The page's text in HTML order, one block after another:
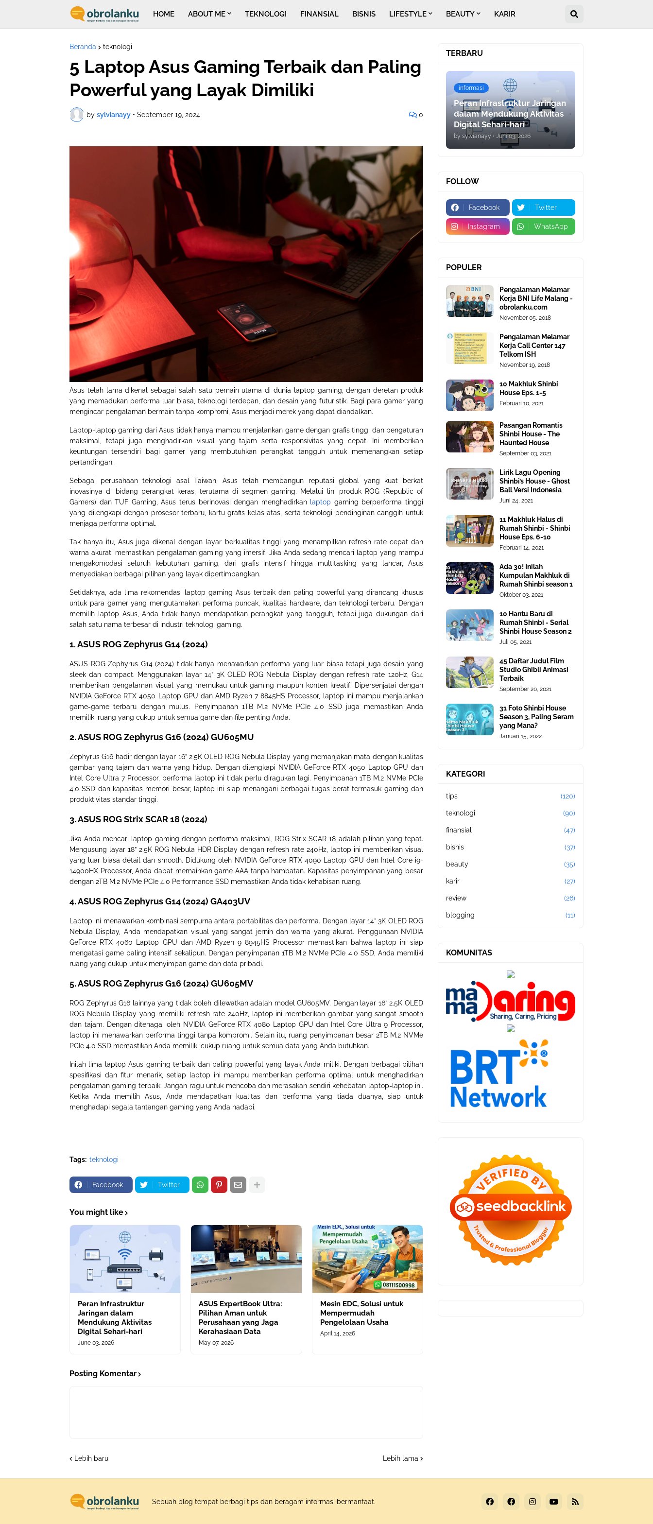
HOME ABOUT ME TEKNOLOGI FINANSIAL BISNIS LIFESTYLE BEAUTY KARIR
Beranda teknologi
5 Laptop Asus Gaming Terbaik dan Paling
Powerful yang Layak Dimiliki
by sylvianayy • September 19, 2024 0
Asus telah lama dikenal sebagai salah satu pemain utama di dunia laptop gaming, dengan deretan produk
yang memadukan performa luar biasa, teknologi terdepan, dan desain yang futuristik. Bagi para gamer yang
mengincar pengalaman bermain tanpa kompromi, Asus menjadi merek yang dapat diandalkan.
Laptop-laptop gaming dari Asus tidak hanya mampu menjalankan game dengan grafis tinggi dan pengaturan
maksimal, tetapi juga menghadirkan visual yang tajam serta responsivitas yang cepat. Ini memberikan
keuntungan tersendiri bagi gamer yang membutuhkan perangkat tangguh untuk memenangkan setiap
pertandingan.
Sebagai perusahaan teknologi asal Taiwan, Asus telah membangun reputasi global yang kuat berkat
inovasinya di bidang perangkat keras, terutama di segmen gaming. Melalui lini produk ROG (Republic of
Gamers) dan TUF Gaming, Asus terus berinovasi dengan menghadirkan laptop gaming berperforma tinggi
yang dilengkapi dengan prosesor terbaru, kartu grafis kelas atas, serta teknologi pendinginan canggih untuk
menjaga performa optimal.
Tak hanya itu, Asus juga dikenal dengan layar berkualitas tinggi yang menampilkan refresh rate cepat dan
warna akurat, memastikan pengalaman gaming yang imersif. Jika Anda sedang mencari laptop yang mampu
mengakomodasi seluruh kebutuhan gaming, dari grafis intensif hingga multitasking yang lancar, Asus
menyediakan berbagai pilihan yang layak dipertimbangkan.
Setidaknya, ada lima rekomendasi laptop gaming Asus terbaik dan paling powerful yang dirancang khusus
untuk para gamer yang mengutamakan performa puncak, kualitas hardware, dan teknologi terbaru. Dengan
memilih laptop Asus, Anda tidak hanya mendapatkan perangkat yang tangguh, tetapi juga dukungan dari
salah satu nama terbesar di industri teknologi gaming.
1. ASUS ROG Zephyrus G14 (2024)
ASUS ROG Zephyrus G14 (2024) tidak hanya menawarkan performa yang luar biasa tetapi juga desain yang
sleek dan compact. Menggunakan layar 14” 3K OLED ROG Nebula Display dengan refresh rate 120Hz, G14
memberikan pengalaman visual yang memukau untuk gaming maupun konten kreatif. Dipersenjatai dengan
NVIDIA GeForce RTX 4050 Laptop GPU dan AMD Ryzen 7 8845HS Processor, laptop ini mampu menjalankan
game-game terbaru dengan mulus. Penyimpanan 1TB M.2 NVMe PCIe 4.0 SSD juga memastikan Anda
memiliki ruang yang cukup untuk semua game dan file penting Anda.
2. ASUS ROG Zephyrus G16 (2024) GU605MU
Zephyrus G16 hadir dengan layar 16” 2.5K OLED ROG Nebula Display yang memanjakan mata dengan kualitas
gambar yang tajam dan warna yang hidup. Dengan dilengkapi NVIDIA GeForce RTX 4050 Laptop GPU dan
Intel Core Ultra 7 Processor, performa laptop ini tidak perlu diragukan lagi. Penyimpanan 1TB M.2 NVMe PCIe
4.0 SSD dan kapasitas memori besar, laptop ini siap menangani berbagai tugas berat termasuk gaming dan
produktivitas standar tinggi.
3. ASUS ROG Strix SCAR 18 (2024)
Jika Anda mencari laptop gaming dengan performa maksimal, ROG Strix SCAR 18 adalah pilihan yang tepat.
Mengusung layar 18” 2.5K ROG Nebula HDR Display dengan refresh rate 240Hz, laptop ini memberikan visual
yang luar biasa detail dan smooth. Didukung oleh NVIDIA GeForce RTX 4090 Laptop GPU dan Intel Core i9-
14900HX Processor, Anda dapat memainkan game AAA tanpa hambatan. Kapasitas penyimpanan yang besar
dengan 2TB M.2 NVMe PCIe 4.0 Performance SSD memastikan Anda tidak kehabisan ruang.
4. ASUS ROG Zephyrus G14 (2024) GA403UV
Laptop ini menawarkan kombinasi sempurna antara portabilitas dan performa. Dengan layar 14” 3K OLED ROG
Nebula Display, Anda mendapatkan visual yang sangat jernih dan warna yang akurat. Penggunaan NVIDIA
GeForce RTX 4060 Laptop GPU dan AMD Ryzen 9 8945HS Processor memastikan bahwa laptop ini siap
mengatasi game paling intensif sekalipun. Dengan penyimpanan 1TB M.2 NVMe PCIe 4.0 SSD, Anda memiliki
ruang yang cukup untuk menyimpan game dan data pribadi.
5. ASUS ROG Zephyrus G16 (2024) GU605MV
ROG Zephyrus G16 lainnya yang tidak boleh dilewatkan adalah model GU605MV. Dengan layar 16” 2.5K OLED
ROG Nebula Display yang memiliki refresh rate 240Hz, laptop ini memberikan gambar yang sangat smooth
dan tajam. Dengan ditenagai oleh NVIDIA GeForce RTX 4080 Laptop GPU dan Intel Core Ultra 9 Processor,
laptop ini menawarkan performa tinggi tanpa kompromi. Selain itu, ruang penyimpanan besar 2TB M.2 NVMe
PCIe 4.0 SSD memastikan Anda memiliki cukup ruang untuk semua data yang Anda butuhkan.
Inilah lima laptop Asus gaming terbaik dan paling powerful yang layak Anda miliki. Dengan berbagai pilihan
spesifikasi dan fitur menarik, setiap laptop ini mampu memberikan performa optimal untuk menghadirkan
pengalaman gaming terbaik. Jangan ragu untuk mencoba dan merasakan sendiri kehebatan laptop-laptop ini.
Ketika Anda memilih Asus, Anda mendapatkan kualitas dan performa yang tiada duanya, siap untuk
menghadapi segala tantangan gaming yang Anda hadapi.
Tags: teknologi
Facebook Twitter
You might like
Peran Infrastruktur
Jaringan dalam
Mendukung Aktivitas
Digital Sehari-hari
June 03, 2026
ASUS ExpertBook Ultra:
Pilihan Aman untuk
Perusahaan yang Jaga
Kerahasiaan Data
May 07, 2026
Mesin EDC, Solusi untuk
Mempermudah
Pengelolaan Usaha
April 14, 2026
Posting Komentar
Lebih baru Lebih lama
TERBARU
informasi
Peran Infrastruktur Jaringan
dalam Mendukung Aktivitas
Digital Sehari-hari
by sylvianayy • Juni 03, 2026
FOLLOW
Facebook Twitter
Instagram WhatsApp
POPULER
Pengalaman Melamar
Kerja BNI Life Malang -
obrolanku.com
November 05, 2018
Pengalaman Melamar
Kerja Call Center 147
Telkom ISH
November 19, 2018
10 Makhluk Shinbi
House Eps. 1-5
Februari 10, 2021
Pasangan Romantis
Shinbi House - The
Haunted House
September 03, 2021
Lirik Lagu Opening
Shinbi’s House - Ghost
Ball Versi Indonesia
Juni 24, 2021
11 Makhluk Halus di
Rumah Shinbi - Shinbi
House Eps. 6-10
Februari 14, 2021
Ada 30! Inilah
Kumpulan Makhluk di
Rumah Shinbi season 1
Oktober 03, 2021
10 Hantu Baru di
Rumah Shinbi - Serial
Shinbi House Season 2
Juli 05, 2021
45 Daftar Judul Film
Studio Ghibli Animasi
Terbaik
September 20, 2021
31 Foto Shinbi House
Season 3, Paling Seram
yang Mana?
Januari 15, 2022
KATEGORI
tips (120)
teknologi (90)
finansial (47)
bisnis (37)
beauty (35)
karir (27)
review (26)
blogging (11)
KOMUNITAS
Sebuah blog tempat berbagi tips dan beragam informasi bermanfaat.